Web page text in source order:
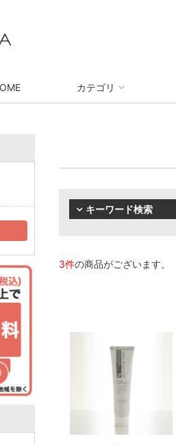
カテゴリ
キーワード検索
3件の商品がございます。